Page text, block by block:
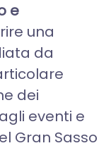
e
una
da
dei
eventi e
Gran Sasso